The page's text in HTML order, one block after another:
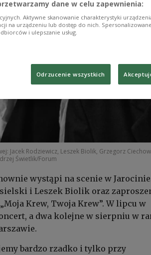
Jacek Rodziewicz, Leszek Biolik, Grzegorz
Świetlik/Forum
wystąpi na scenie w
i Leszek Biolik oraz
Krew, Twoja Krew”. W lipcu w
a dwa kolejne w sierpniu w
bardzo rzadko i tylko przy
dane w celu zapewnienia:
Aktywne skanowanie charakterystyki
na urządzeniu lub dostęp do nich.
i ulepszanie usług.
Odrzucenie wszystkich